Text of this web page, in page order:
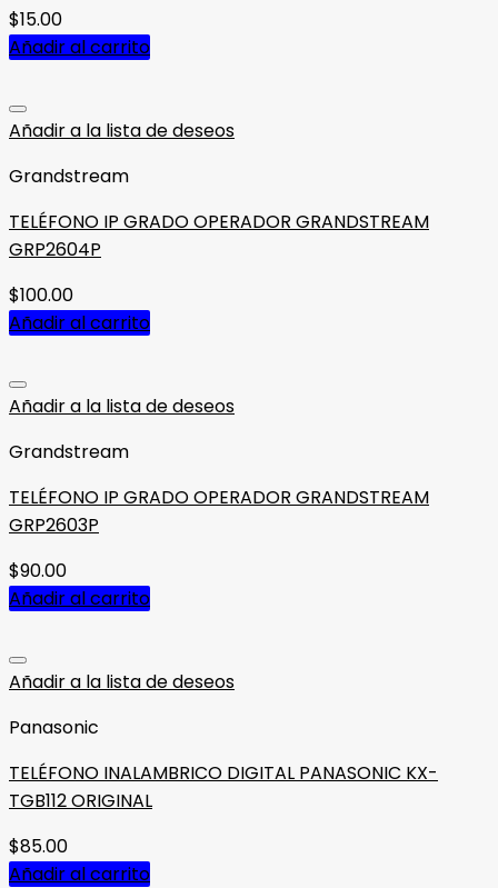
$15.00
Añadir al carrito
Añadir a la lista de deseos
Grandstream
TELÉFONO IP GRADO OPERADOR GRANDSTREAM
GRP2604P
$100.00
Añadir al carrito
Añadir a la lista de deseos
Grandstream
TELÉFONO IP GRADO OPERADOR GRANDSTREAM
GRP2603P
$90.00
Añadir al carrito
Añadir a la lista de deseos
Panasonic
TELÉFONO INALAMBRICO DIGITAL PANASONIC KX-
TGB112 ORIGINAL
$85.00
Añadir al carrito